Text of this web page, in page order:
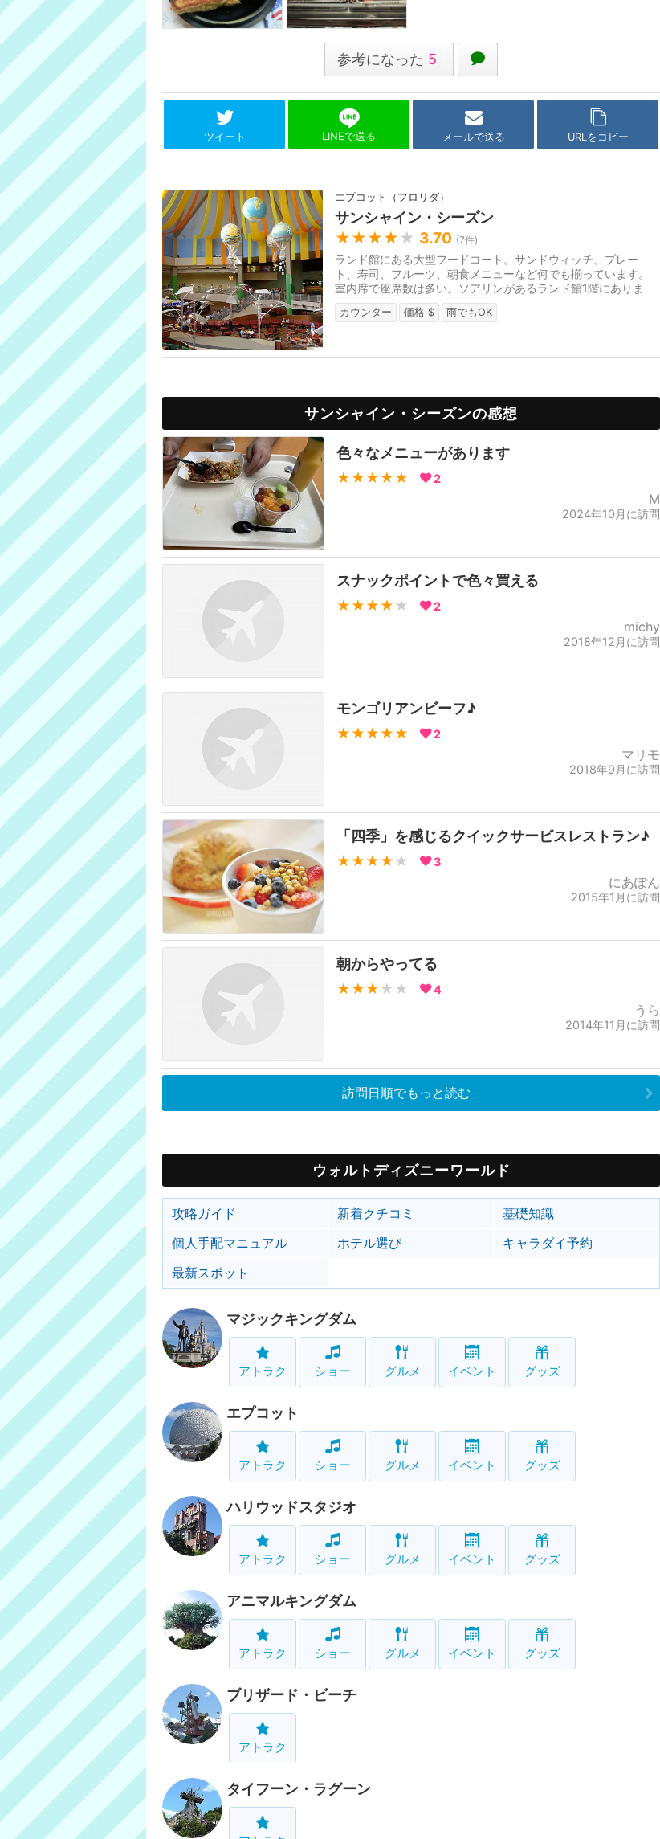
参考になった 5
ツイート LINEで送る メールで送る URLをコピー
エプコット（フロリダ）
サンシャイン・シーズン
★★★★ ★ 3.70 (7件)
ランド館にある大型フードコート。サンドウィッチ、プレー
ト、寿司、フルーツ、朝食メニューなど何でも揃っています。
室内席で座席数は多い。ソアリンがあるランド館1階にありま
す。
カウンター 価格 $ 雨でもOK
サンシャイン・シーズンの感想
色々なメニューがあります
★★★★★ 2
M
2024年10月に訪問
スナックポイントで色々買える
★★★★ ★ 2
michy
2018年12月に訪問
モンゴリアンビーフ♪
★★★★★ 2
マリモ
2018年9月に訪問
「四季」を感じるクイックサービスレストラン♪
★★★★ ★ 3
にあぽん
2015年1月に訪問
朝からやってる
★★★ ★★ 4
うら
2014年11月に訪問
訪問日順でもっと読む
ウォルトディズニーワールド
攻略ガイド 新着クチコミ
基礎知識
個人手配マニュアル
ホテル選び
キャラダイ予約
最新スポット
マジックキングダム
アトラク ショー グルメ イベント グッズ
エプコット
アトラク ショー グルメ イベント グッズ
ハリウッドスタジオ
アトラク ショー グルメ イベント グッズ
アニマルキングダム
アトラク ショー グルメ イベント グッズ
ブリザード・ビーチ
アトラク
タイフーン・ラグーン